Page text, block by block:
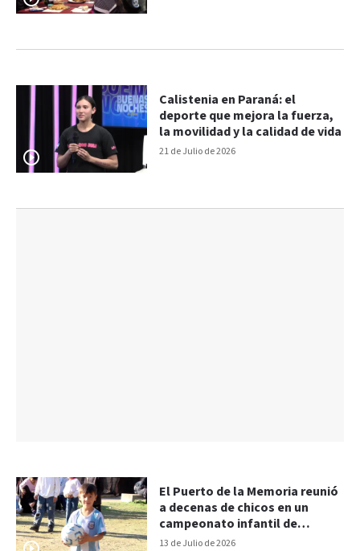
21 de Julio de 2026
Calistenia en Paraná: el
deporte que mejora la fuerza,
la movilidad y la calidad de vida
13 de Julio de 2026
El Puerto de la Memoria reunió
a decenas de chicos en un
campeonato infantil de
penales